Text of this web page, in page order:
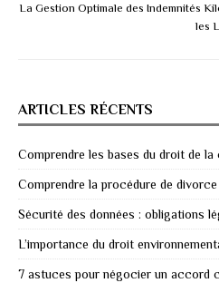
La Gestion Optimale des Indemnités
les
ARTICLES RÉCENTS
Comprendre les bases du droit de la
Comprendre la procédure de
Sécurité des données : obligations
L’importance du droit
7 astuces pour négocier un accord